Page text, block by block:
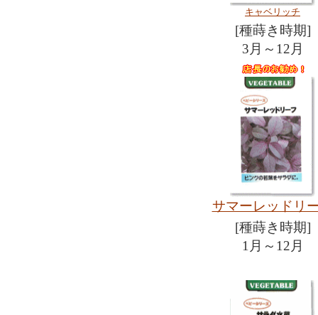
キャベリッチ
[種蒔き時期]
3月～12月
サマーレッドリ
[種蒔き時期]
1月～12月